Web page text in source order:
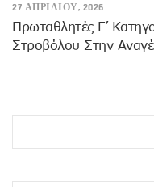
27 ΑΠΡΙΛΊΟΥ, 2026
Πρωταθλητές Γ’
Στροβόλου Στην